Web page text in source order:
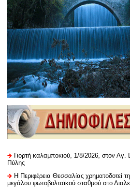
Γιορτή καλαμποκιού, 1/8/2026, στον
Πύλης
H Περιφέρεια Θεσσαλίας χρηματοδοτεί
μεγάλου φωτοβολταϊκού σταθμού στο